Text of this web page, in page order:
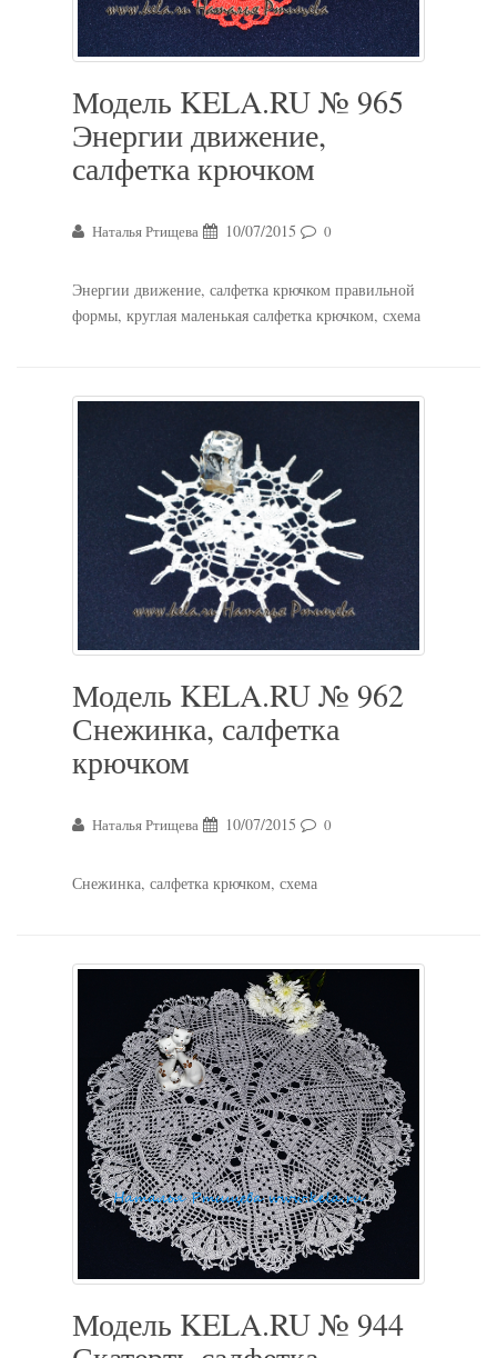
Модель KELA.RU № 965
Энергии движение,
салфетка крючком
Наталья Ртищева 10/07/2015 0
Энергии движение, салфетка крючком правильной
формы, круглая маленькая салфетка крючком, схема
Модель KELA.RU № 962
Снежинка, салфетка
крючком
Наталья Ртищева 10/07/2015 0
Снежинка, салфетка крючком, схема
Модель KELA.RU № 944